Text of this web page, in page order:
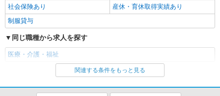
534万4600円 基本給25万8900円＋業績給1万5000
円＋退職前払金1万3000円＋手当（役職3万円＋住
歳主任 月収45万1400円 年収614万1300円 基本
給29万7000円＋業績給1万5000円＋退職前払金1万
4900円＋手当（役職5万円＋住宅2万円＋夜勤4万
【静清リハビリテーション病院】 静岡県静岡市葵
介護老人保健施設の介護福祉士
医療法人社団 アールアンドオー 介護老人保健
正社員
月給26万300円〜44万6500円 ※経験・能力等によ
老健は処遇改善手当あり ・夜勤手当 ★さらに夜
【介護老人保健施設 エスコートタウン静清】 静
社会保険あり
産休・育休取得実績あり
制服貸与
同じ職種から求人を探す
医療・介護・福祉
同じ特徴から求人を探す
ミドル（40代～）活躍中
ボーナス・賞与あり
関連する条件をもっと見る